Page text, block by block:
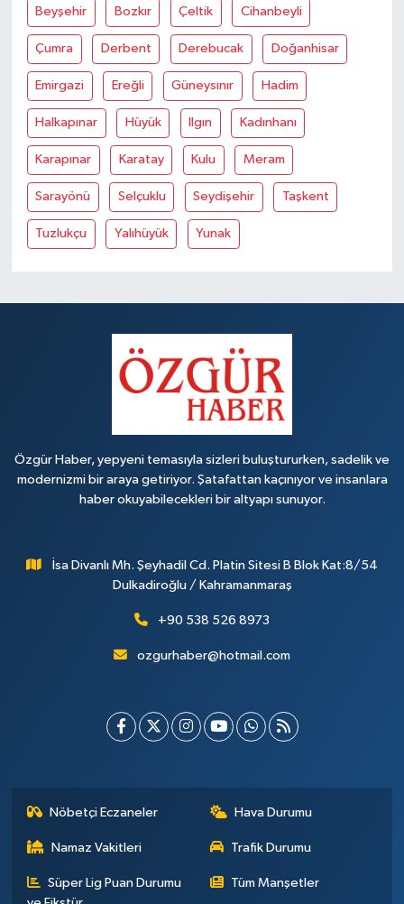
Beyşehir Bozkır Çeltik Cihanbeyli
Çumra Derbent Derebucak Doğanhisar
Emirgazi Ereğli Güneysınır Hadim
Halkapınar Hüyük Ilgın Kadınhanı
Karapınar Karatay Kulu Meram
Sarayönü Selçuklu Seydişehir Taşkent
Tuzlukçu Yalıhüyük Yunak
Özgür Haber, yepyeni temasıyla sizleri buluştururken, sadelik ve
modernizmi bir araya getiriyor. Şatafattan kaçınıyor ve insanlara
haber okuyabilecekleri bir altyapı sunuyor.
İsa Divanlı Mh. Şeyhadil Cd. Platin Sitesi B Blok Kat:8/54
Dulkadiroğlu / Kahramanmaraş
+90 538 526 8973
ozgurhaber@hotmail.com
Nöbetçi Eczaneler Hava Durumu
Namaz Vakitleri Trafik Durumu
Süper Lig Puan Durumu
Tüm Manşetler